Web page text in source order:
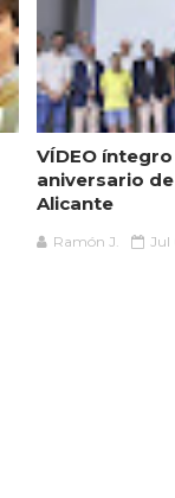
VÍDEO
aniversario
Alicante
Ramón J. Jul